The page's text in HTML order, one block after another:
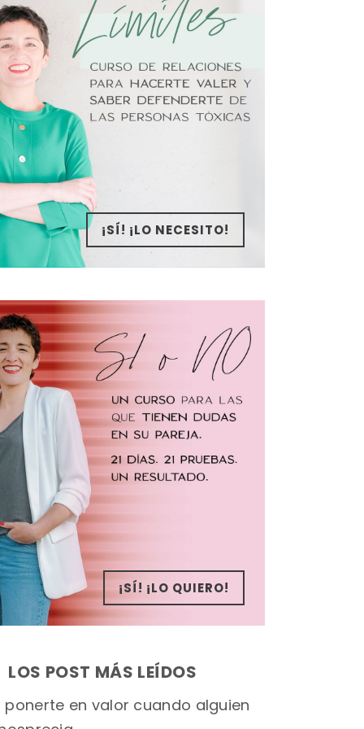
¡SÍ! ¡LO NECESITO!
¡SÍ! ¡LO QUIERO!
LOS POST MÁS LEÍDOS
ponerte en valor cuando alguien